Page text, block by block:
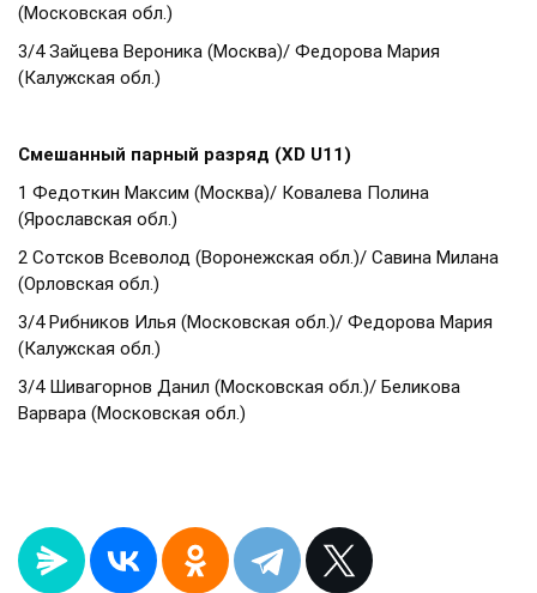
(Московская обл.)
3/4 Зайцева Вероника (Москва)/ Федорова Мария
(Калужская обл.)
Смешанный парный разряд (XD U11)
1 Федоткин Максим (Москва)/ Ковалева Полина
(Ярославская обл.)
2 Сотсков Всеволод (Воронежская обл.)/ Савина Милана
(Орловская обл.)
3/4 Рибников Илья (Московская обл.)/ Федорова Мария
(Калужская обл.)
3/4 Шивагорнов Данил (Московская обл.)/ Беликова
Варвара (Московская обл.)